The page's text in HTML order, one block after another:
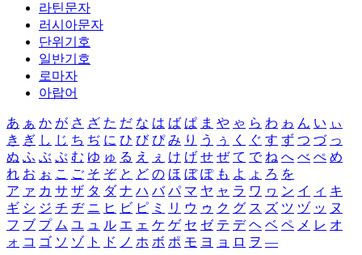
라틴문자
러시아문자
단위기호
일반기호
로마자
아랍어
あ ぁ か が さ ざ た だ な は ば ぱ ま や ゃ ら わ ゎ ん い ぃ
き ぎ し じ ち ぢ に ひ び ぴ み り う ぅ く ぐ す ず つ づ っ
ぬ ふ ぶ ぷ む ゆ ゅ る え ぇ け げ せ ぜ て で ね へ べ ぺ め
れ お ぉ こ ご そ ぞ と ど の ほ ぼ ぽ も よ ょ ろ を
ア ァ カ サ ザ タ ダ ナ ハ バ パ マ ヤ ャ ラ ワ ヮ ン イ ィ キ
ギ シ ジ チ ヂ ニ ヒ ビ ピ ミ リ ウ ゥ ク グ ス ズ ツ ヅ ッ ヌ
フ ブ プ ム ユ ュ ル エ ェ ケ ゲ セ ゼ テ デ ヘ ベ ペ メ レ オ
ォ コ ゴ ソ ゾ ト ド ノ ホ ボ ポ モ ヨ ョ ロ ヲ ―